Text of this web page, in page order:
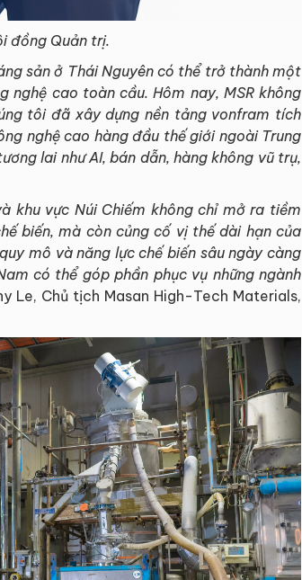
đồng Quản trị.
sản ở Thái Nguyên có thể trở thành một
cao toàn cầu. Hôm nay, MSR không
tôi đã xây dựng nền tảng vonfram tích
nghệ cao hàng đầu thế giới ngoài Trung
lai như AI, bán dẫn, hàng không vũ trụ,
khu vực Núi Chiếm không chỉ mở ra tiềm
biến, mà còn củng cố vị thế dài hạn của
mô và năng lực chế biến sâu ngày càng
có thể góp phần phục vụ những ngành
Le, Chủ tịch Masan High-Tech Materials,